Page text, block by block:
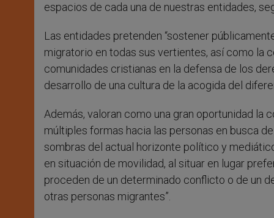
espacios de cada una de nuestras entidades,
Las entidades pretenden “sostener
migratorio en todas sus vertientes, así como la
comunidades cristianas en la defensa de los
desarrollo de una cultura de la acogida del
Además, valoran como una gran oportunidad
múltiples formas hacia las personas en busca
sombras del actual horizonte político y
en situación de movilidad, al situar en lugar
proceden de un determinado conflicto o de un
otras personas migrantes”.